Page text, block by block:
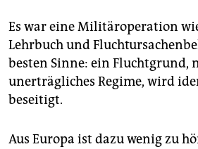
Es war eine Militäroperation
Lehrbuch und
besten Sinne: ein Fluchtgrund,
unerträgliches Regime, wird
beseitigt.
Aus Europa ist dazu wenig zu